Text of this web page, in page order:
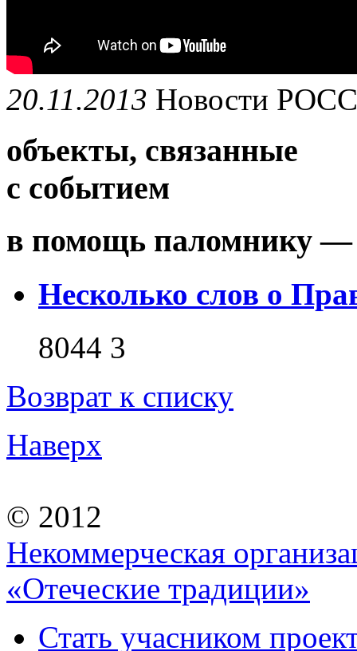
20.11.2013 Новости
объекты, связанные
с событием
в помощь паломнику —
Несколько слов о
8044 3
Возврат к списку
Наверх
© 2012
Некоммерческая
«Отеческие традиции»
Стать учасником